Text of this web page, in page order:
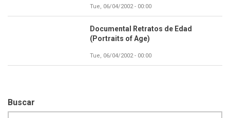
Tue, 06/04/2002 - 00:00
Documental Retratos de Edad
(Portraits of Age)
Tue, 06/04/2002 - 00:00
Buscar